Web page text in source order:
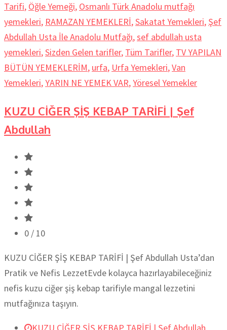
Tarifi, Öğle Yemeği, Osmanlı Türk Anadolu mutfağı
yemekleri, RAMAZAN YEMEKLERİ,Sakatat Yemekleri, Şef
Abdullah Usta İle Anadolu Mutfağı,sef abdullah usta
yemekleri,Sizden Gelen tarifler, Tüm Tarifler, TV YAPILAN
BÜTÜN YEMEKLERİM, urfa, Urfa Yemekleri,Van
Yemekleri,YARIN NE YEMEK VAR,Yöresel Yemekler
KUZU CİĞER ŞİŞ KEBAP TARİFİ | Şef
Abdullah
0 / 10
KUZU CİĞER ŞİŞ KEBAP TARİFİ | Şef Abdullah Usta’dan
Pratik ve Nefis LezzetEvde kolayca hazırlayabileceğiniz
nefis kuzu ciğer şiş kebap tarifiyle mangal lezzetini
mutfağınıza taşıyın.